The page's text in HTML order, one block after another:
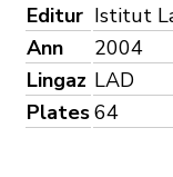
Editur Istitut
Ann
2004
Lingaz LAD
Plates64